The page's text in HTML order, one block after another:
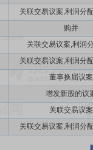
关联交易议案,利润分
购并
关联交易议案,利润
关联交易议案,利润分
董事换届议案
增发新股的议
关联交易议案
关联交易议案,利润分